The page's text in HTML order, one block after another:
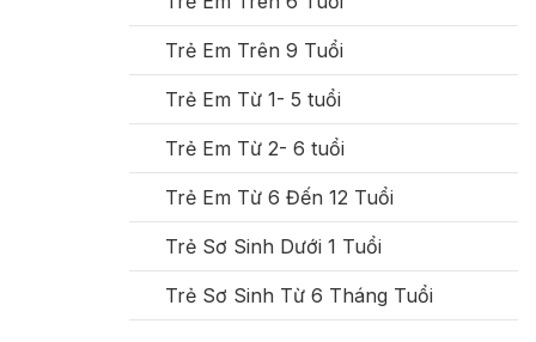
Trẻ Em Trên 9 Tuổi
Trẻ Em Từ 1- 5 tuổi
Trẻ Em Từ 2- 6 tuổi
Trẻ Em Từ 6 Đến 12 Tuổi
Trẻ Sơ Sinh Dưới 1 Tuổi
Trẻ Sơ Sinh Từ 6 Tháng Tuổi